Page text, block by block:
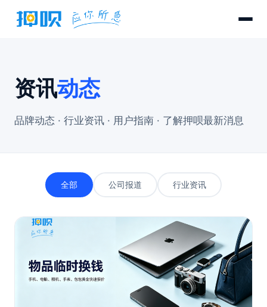
资讯动态
品牌动态 · 行业资讯 · 用户指南 · 了解押呗最新消息
全部 公司报道 行业资讯